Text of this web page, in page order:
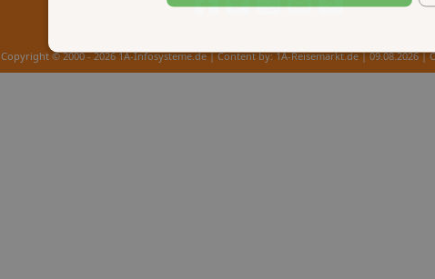
Copyright © 2000 - 2026 1A-Infosysteme.de | Content by: 1A-Reisemarkt.de | 09.08.2026|